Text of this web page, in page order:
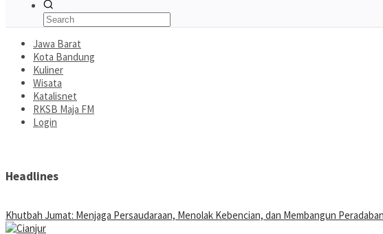
Jawa Barat
Kota Bandung
Kuliner
Wisata
Katalisnet
RKSB Maja FM
Login
Headlines
Khutbah Jumat: Menjaga Persaudaraan, Menolak Kebencian, dan Membangun